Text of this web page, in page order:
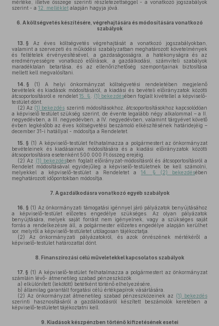
mértéke, illetve összege szerinti részletezettséggel - a vonatkozó jogszabályok
szerint - a 12. melléklet alapján hagyja jóvá.
6. A költségvetés készítésére, végrehajtására és módosítására vonatkozó
szabályok
13. § Az éves költségvetés végrehajtását a vonatkozó jogszabályokban,
valamint a szervezeti és működési szabályzatban meghatározott követelmények
és feltételek érvényesítésével, a gazdaságosságra, a hatékonyságra és az
eredményességre vonatkozó előírások, a gazdálkodási, számviteli szabályok
maradéktalan betartása, és az ellenőrizhetőség szempontjainak biztosítása
mellett kell megvalósítani.
14. § (1) A helyi önkormányzat költségvetési rendeletében megjelenő
bevételek és kiadások módosításáról, a kiadási és bevételi előirányzatok közötti
átcsoportosításról e rendelet 15. § (1) bekezdésében foglalt kivétellel a képviselő-
testület dönt.
(2) Az (1) bekezdés szerinti módosításokhoz, átcsoportosításokhoz kapcsolódóan
a képviselő testület szükség szerint, de évente legalább négy alkalommal – a II.
negyedévben, a III. negyedévben, a IV. negyedévben, valamint tárgyévet követő
évben legkésőbb az éves költségvetési beszámoló elkészítésének határidejéig –
december 31-i hatállyal - módosítja a Rendeletet.
15. § (1) A képviselő-testület felhatalmazza a polgármestert az önkormányzat
bevételeinek és kiadásainak módosítására és a kiadási előirányzatok közötti
átcsoportosításra esetenként 500.000 Ft összeg erejéig.
(2) Az (1) bekezdésben foglalt előirányzat-módosításról és átcsoportosításról a
Rendelet módosításával egyidejűleg a képviselő-testületnek be kell számolni,
melyekkel a képviselő-testület a Rendeletet a14. § (2) bekezdésében
meghatározott időpontokban módosítja.
7. A gazdálkodásra vonatkozó egyéb szabályok
16. § (1) Az önkormányzati támogatási igénnyel járó pályázatok benyújtásához
a képviselő-testület előzetes engedélye szükséges. Az olyan pályázatok
benyújtására, melyek saját forrást nem igényelnek, vagy a szükséges saját
forrás a rendelkezésre áll, a polgármester előzetes engedélye alapján kerülhet
sor, melyről a képviselő-testületet utólagosan tájékoztatja.
(2) Az önkormányzati pályázatokról, és azok önrészének mértékéről a
képviselő-testület határozattal dönt.
8. Finanszírozási célú műveletekkel kapcsolatos szabályok
17. § (1) A képviselő-testület felhatalmazza a polgármestert az önkormányzat
számláin lévő- átmenetileg szabad pénzeszközök
a) elkülönített (lekötött) betétként történő elhelyezésére,
b) államilag garantált forgatási célú értékpapírok vásárlására.
(2) Az önkormányzat átmenetileg szabad pénzeszközeinek az (1) bekezdés
szerinti hasznosításáról a gazdálkodásról készített beszámolók keretében a
képviselő-testületet tájékoztatni kell.
9. Kiadások készpénzben történő kifizetésének esetei